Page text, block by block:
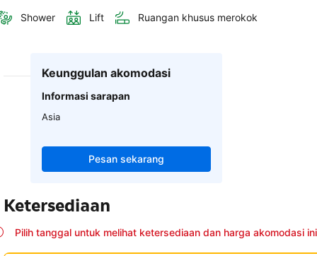
Shower Lift Ruangan khusus merokok
Keunggulan akomodasi
Informasi sarapan
Asia
Pesan sekarang
Ketersediaan
Pilih tanggal untuk melihat ketersediaan dan harga akomodasi ini